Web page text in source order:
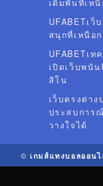
เดิมพันที่เห
UFABETเ
สนุกที่เหนือ
UFABETเ
เปิดเว็บพนัน
สิโน
เว็บตรงต่าง
ประสบการ
วางใจได้
© เกมส์แทงบอลออน